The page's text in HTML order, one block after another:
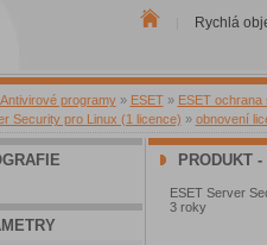
Rychlá
Antivirové programy » ESET » ESET
Security pro Linux (1 licence) » obnovení
PRODUKT
ESET Server
3 roky